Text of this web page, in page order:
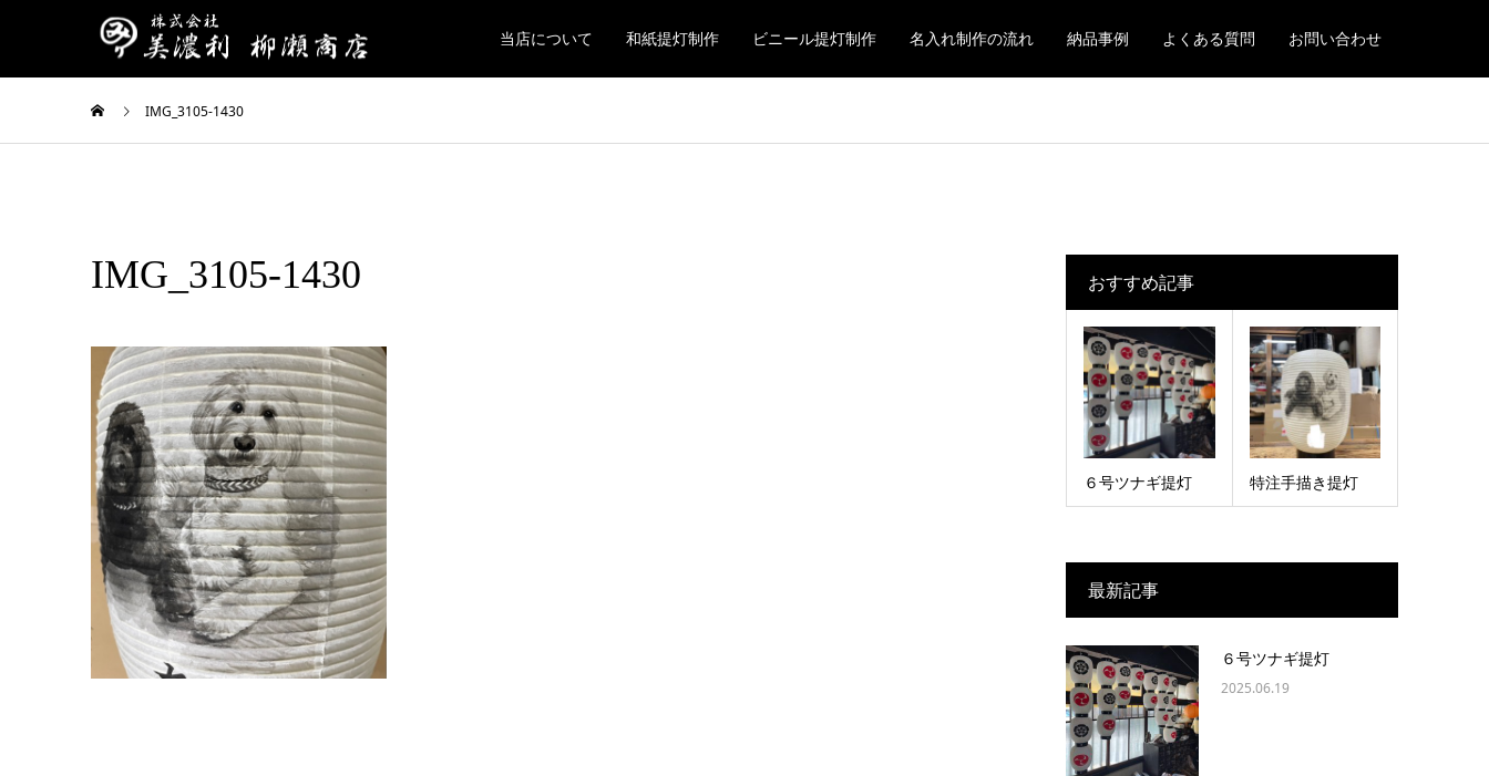
当店について 和紙提灯制作 ビニール提灯制作 名入れ制作の流れ 納品事例 よくある質問 お問い合わせ
IMG_3105-1430
IMG_3105-1430 おすすめ記事
６号ツナギ提灯 特注手描き提灯
最新記事
６号ツナギ提灯
2025.06.19